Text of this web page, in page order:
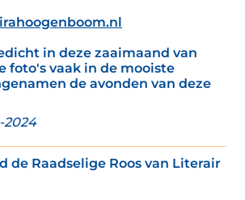
in deze zaaimaand van
foto's vaak in de mooiste
de avonden van deze
2024
de Raadselige Roos van Literair